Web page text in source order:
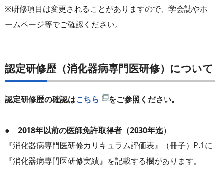
※研修項目は変更されることがありますので、学会誌やホ
ームページ等でご確認ください。
認定研修歴（消化器病専門医研修）について
認定研修歴の確認はこちら をご参照ください。
● 2018年以前の医師免許取得者（2030年迄）
『消化器病専門医研修カリキュラム評価表』（冊子）P.1に
『消化器病専門医研修実績』を記載する欄があります。